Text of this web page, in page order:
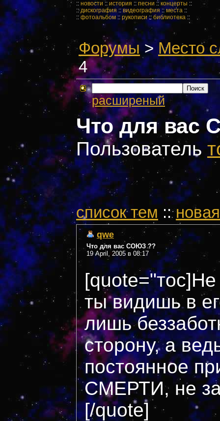
:: новости :: история :: песни :: концерты ::
::дискография :: видеография ::места ::
:: фотоальбом::рукописи::библиотека ::
Форумы> Место
4
расширеный
Что для вас
Пользователь
cписок тем ::
qwe
Что для вас СОЮЗ ??
19 April, 2005 в 08:17
ты видишь в
лишь
сторону, а
постоянное
СМЕРТИ, не
[/quote]